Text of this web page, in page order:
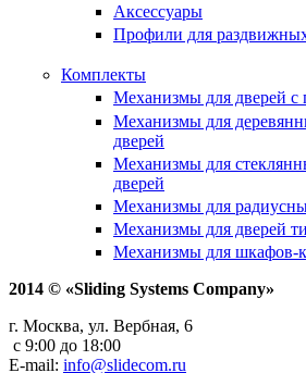
Аксессуары
Профили для
Комплекты
Механизмы для дверей с
Механизмы для
дверей
Механизмы для
дверей
Механизмы для
Механизмы для дверей
Механизмы для шкафов-
2014 © «Sliding Systems Company»
г. Москва, ул. Вербная, 6
с 9:00 до 18:00
E-mail: info@slidecom.ru